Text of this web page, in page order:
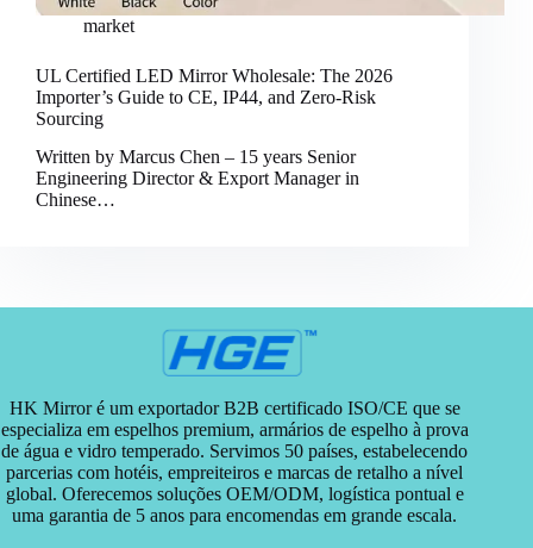
market
UL Certified LED Mirror Wholesale: The 2026
Importer’s Guide to CE, IP44, and Zero-Risk
Sourcing
Written by Marcus Chen – 15 years Senior
Engineering Director & Export Manager in
Chinese…
HK Mirror é um exportador B2B certificado ISO/CE que se
especializa em espelhos premium, armários de espelho à prova
de água e vidro temperado. Servimos 50 países, estabelecendo
parcerias com hotéis, empreiteiros e marcas de retalho a nível
global. Oferecemos soluções OEM/ODM, logística pontual e
uma garantia de 5 anos para encomendas em grande escala.